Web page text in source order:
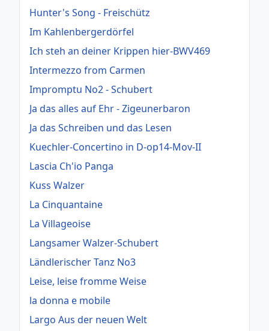
Hunter's Song - Freischütz
Im Kahlenbergerdörfel
Ich steh an deiner Krippen hier-BWV469
Intermezzo from Carmen
Impromptu No2 - Schubert
Ja das alles auf Ehr - Zigeunerbaron
Ja das Schreiben und das Lesen
Kuechler-Concertino in D-op14-Mov-II
Lascia Ch'io Panga
Kuss Walzer
La Cinquantaine
La Villageoise
Langsamer Walzer-Schubert
Ländlerischer Tanz No3
Leise, leise fromme Weise
la donna e mobile
Largo Aus der neuen Welt